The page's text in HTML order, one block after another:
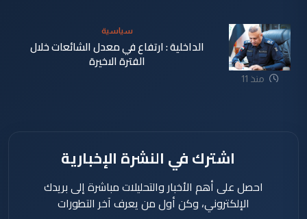
منذ 11
سياسية
الداخلية : ارتفاع في معدل الشائعات خلال
الفترة الاخيرة
اشترك في النشرة الإخبارية
احصل على أهم الأخبار والتحليلات مباشرة إلى بريدك
الإلكتروني، وكن أول من يعرف آخر التطورات